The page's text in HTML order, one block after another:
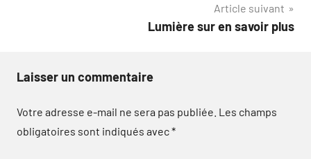
Article suivant
Lumière sur en savoir plus
Laisser un commentaire
Votre adresse e-mail ne sera pas publiée. Les champs
obligatoires sont indiqués avec*